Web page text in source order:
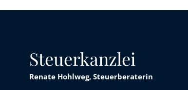
Steuerkanzlei
Renate Hohlweg, Steuerberaterin